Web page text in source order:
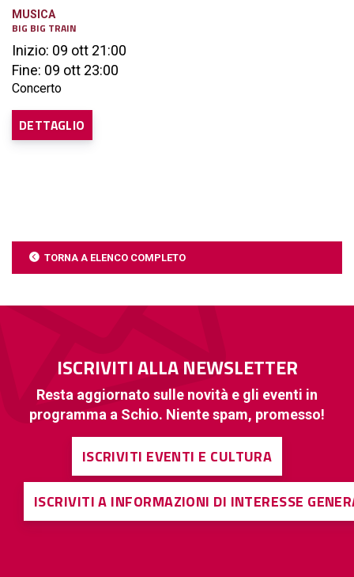
MUSICA
BIG BIG TRAIN
Inizio: 09 ott 21:00
Fine: 09 ott 23:00
Concerto
DETTAGLIO
TORNA A ELENCO COMPLETO
ISCRIVITI ALLA NEWSLETTER
Resta aggiornato sulle novità e gli eventi in
programma a Schio. Niente spam, promesso!
ISCRIVITI EVENTI E CULTURA
ISCRIVITI A INFORMAZIONI DI INTERESSE